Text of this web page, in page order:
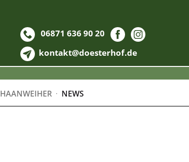
06871 636 90 20
kontakt@doesterhof.de
HAANWEIHER NEWS